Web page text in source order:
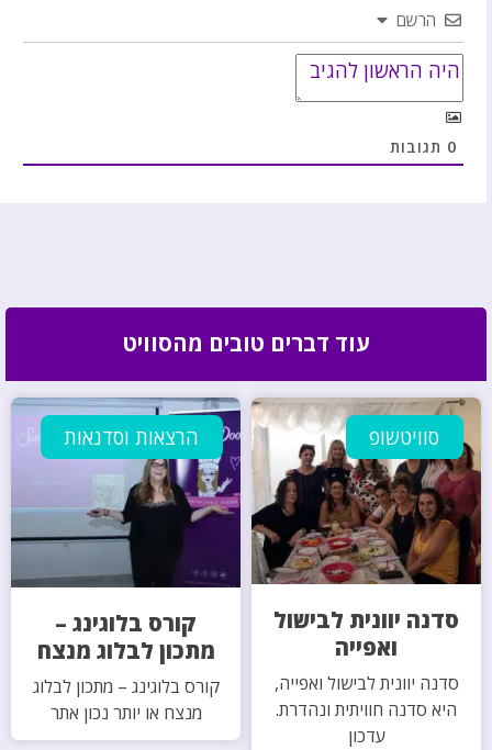
הרשם
0 תגובות
עוד דברים טובים מהסוויט
סוויטשופ
סדנה יוונית לבישול
ואפייה
סדנה יוונית לבישול ואפייה,
היא סדנה חוויתית ונהדרת.
עדכון
הרצאות וסדנאות
קורס בלוגינג –
מתכון לבלוג מנצח
קורס בלוגינג – מתכון לבלוג
מנצח או יותר נכון אתר